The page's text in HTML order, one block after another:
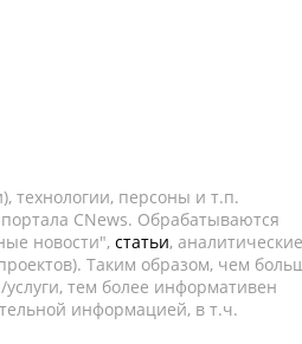
технологии, персоны и т.п.
CNews. Обрабатываются
новости", статьи, аналитические
Таким образом, чем
тем более информативен
информацией, в т.ч.